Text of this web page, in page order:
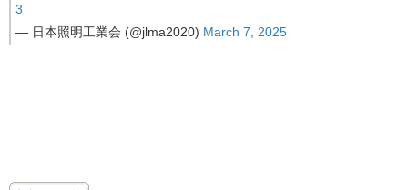
3
— 日本照明工業会 (@jlma2020) March 7, 2025